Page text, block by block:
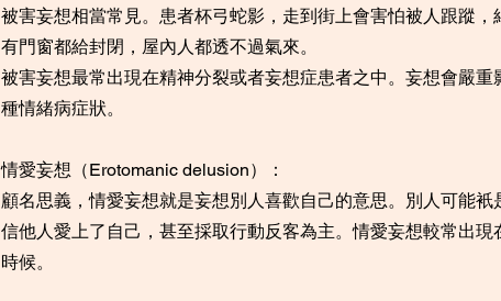
被害妄想相當常見。患者杯弓蛇影，走到街上會害怕被人跟蹤
有門窗都給封閉，屋內人都透不過氣來。
被害妄想最常出現在精神分裂或者妄想症患者之中。妄想會嚴
種情緒病症狀。
情愛妄想（Erotomanic delusion）：
顧名思義，情愛妄想就是妄想別人喜歡自己的意思。別人可能
信他人愛上了自己，甚至採取行動反客為主。情愛妄想較常出
時候。